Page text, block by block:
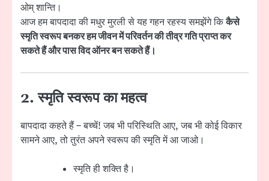
ओम् शान्ति।
आज हम बापदादा की मधुर मुरली से यह गहन रहस्य समझेंगे किकैसे
स्मृति स्वरूप बनकर हम जीवन में परिवर्तन की तीव्र गति प्राप्त कर
सकते हैं और पास विद ऑनर बन सकते हैं।
2. स्मृति स्वरूप का महत्व
बापदादा कहते हैं – बच्चें! जब भी परिस्थिति आए, जब भी कोई विकार
सामने आए, तो तुरंत अपने स्वरूप की स्मृति में आ जाओ।
स्मृति ही शक्ति है।